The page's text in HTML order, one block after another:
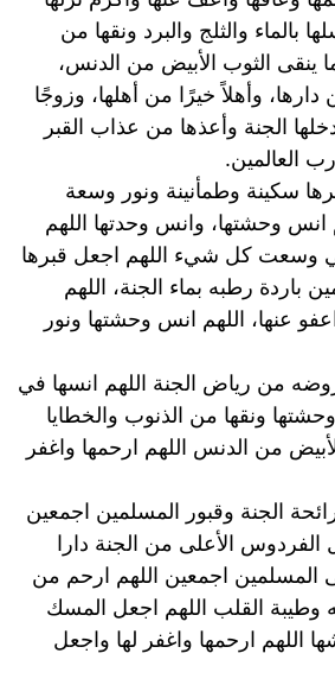
بالماء والثلج والبرد ونقها من
ينقى الثوب الأبيض من الدنس،
دارها، وأهلاً خيرًا من أهلها، وزوجًا
الجنة وأعذها من عذاب القبر
العالمين.
سكينة وطمأنينة ونور وسعة
انس وحشتها، وانس وحدتها اللهم
وسعت كل شيء اللهم اجعل قبرها
باردة رطبه بماء الجنة، اللهم
عنها، اللهم انس وحشتها ونور
من رياض الجنة اللهم انسها في
ونقها من الذنوب والخطايا
من الدنس اللهم ارحمها واغفر
الجنة وقبور المسلمين اجمعين
الفردوس الأعلى من الجنة دارا
المسلمين اجمعين اللهم ارحم من
القلب اللهم اجعل المسك
اللهم ارحمها واغفر لها واجعل